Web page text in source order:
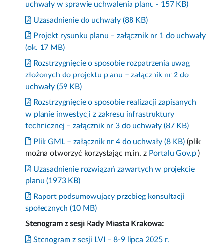
uchwały w sprawie uchwalenia planu - 157 KB)
Uzasadnienie do uchwały (88 KB)
Projekt rysunku planu – załącznik nr 1 do uchwały
(ok. 17 MB)
Rozstrzygnięcie o sposobie rozpatrzenia uwag
złożonych do projektu planu – załącznik nr 2 do
uchwały (59 KB)
Rozstrzygnięcie o sposobie realizacji zapisanych
w planie inwestycji z zakresu infrastruktury
technicznej – załącznik nr 3 do uchwały (87 KB)
Plik GML – załącznik nr 4 do uchwały (8 KB) (plik
można otworzyć korzystając m.in. z Portalu Gov.pl )
Uzasadnienie rozwiązań zawartych w projekcie
planu (1973 KB)
Raport podsumowujący przebieg konsultacji
społecznych (10 MB)
Stenogram z sesji Rady Miasta Krakowa:
Stenogram z sesji LVI – 8-9 lipca 2025 r.